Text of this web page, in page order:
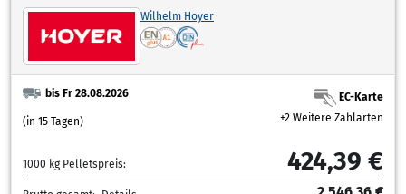
Wilhelm Hoyer
bis Fr 28.08.2026
(in 15 Tagen)
EC-Karte
+2 Weitere Zahlarten
1000 kg Pelletspreis: 424,39 €